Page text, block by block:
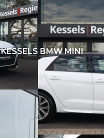
KESSELS BMW MINI